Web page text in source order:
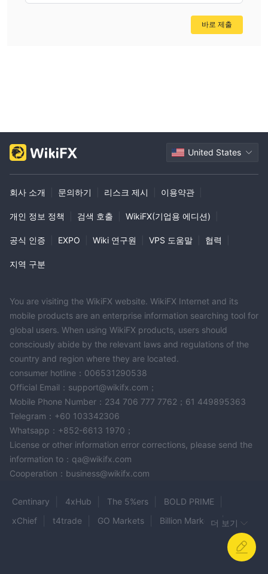
바로 제출
United States
회사 소개 문의하기 리스크 제시 이용약관
개인 정보 정책 검색 호출 WikiFX(기업용 에디션)
공식 인증 EXPO Wiki 연구원 VPS 도움말 협력
지역 구분
You are visiting the WikiFX website. WikiFX Internet and its
mobile products are an enterprise information searching tool for
global users. When using WikiFX products, users should
consciously abide by the relevant laws and regulations of the
country and region where they are located.
consumer hotline：006531290538
Official Email：support@wikifx.com；
Mobile Phone Number：234 706 777 7762；61 449895363
Telegram：+60 103342306
Whatsapp：+852-6613 1970；
License or other information error corrections, please send the
information to：qa@wikifx.com
Cooperation：business@wikifx.com
Centinary 4xHub The 5%ers
BOLD PRIME
xChief
t4trade GO Markets
Billion Markets더 보기